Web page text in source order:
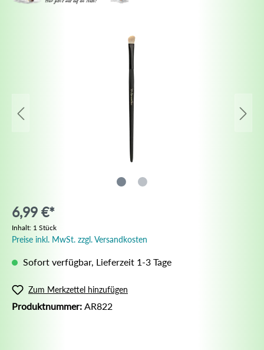
6,99 €*
Inhalt: 1 Stück
Preise inkl. MwSt. zzgl. Versandkosten
Sofort verfügbar, Lieferzeit 1-3 Tage
Zum Merkzettel hinzufügen
Produktnummer: AR822